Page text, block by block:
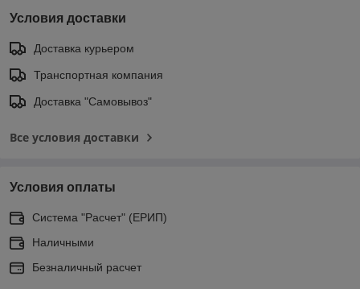
Условия доставки
Доставка курьером
Транспортная компания
Доставка "Самовывоз"
Все условия доставки
Условия оплаты
Система "Расчет" (ЕРИП)
Наличными
Безналичный расчет